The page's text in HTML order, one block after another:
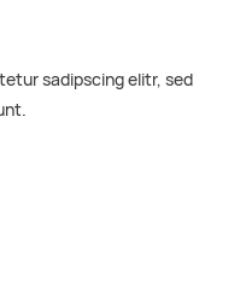
sadipscing elitr, sed